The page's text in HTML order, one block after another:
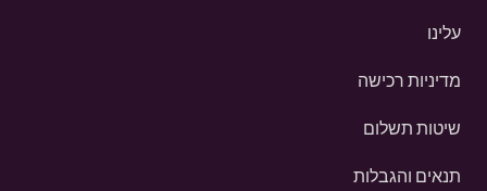
עלינו
מדיניות רכישה
שיטות תשלום
תנאים והגבלות